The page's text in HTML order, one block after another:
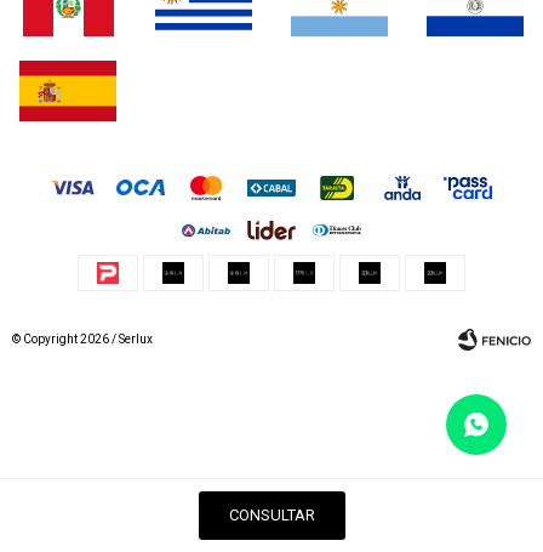
CONSULTAR
© Copyright 2026 / Serlux